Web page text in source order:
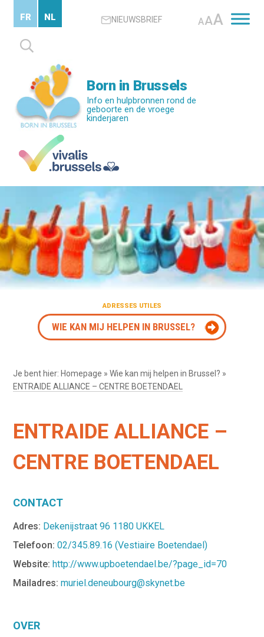
content
NIEUWSBRIEF AAA
Zoeken
naar:
FR NL
Born in Brussels
Info en hulpbronnen rond de
geboorte en de vroege
kinderjaren
ADRESSES UTILES
WIE KAN MIJ HELPEN IN BRUSSEL?
Je bent hier: Homepage »Wie kan mij helpen in Brussel? »
ENTRAIDE ALLIANCE – CENTRE BOETENDAEL
ENTRAIDE ALLIANCE –
CENTRE BOETENDAEL
CONTACT
Adres: Dekenijstraat 96 1180 UKKEL
Telefoon: 02/345.89.16 (Vestiaire Boetendael)
Website:http://www.upboetendael.be/?page_id=70
Mailadres: muriel.deneubourg@skynet.be
OVER